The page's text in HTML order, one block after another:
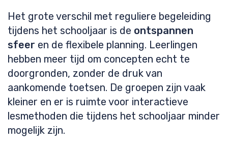
Het grote verschil met reguliere begeleiding
tijdens het schooljaar is de ontspannen
sfeer en de flexibele planning. Leerlingen
hebben meer tijd om concepten echt te
doorgronden, zonder de druk van
aankomende toetsen. De groepen zijn vaak
kleiner en er is ruimte voor interactieve
lesmethoden die tijdens het schooljaar minder
mogelijk zijn.